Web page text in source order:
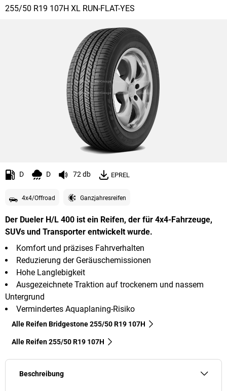
255/50 R19 107H XL RUN-FLAT-YES
D D 72 db EPREL
4x4/Offroad Ganzjahresreifen
Der Dueler H/L 400 ist ein Reifen, der für 4x4-Fahrzeuge,
SUVs und Transporter entwickelt wurde.
Komfort und präzises Fahrverhalten
Reduzierung der Geräuschemissionen
Hohe Langlebigkeit
Ausgezeichnete Traktion auf trockenem und nassem
Untergrund
Vermindertes Aquaplaning-Risiko
Alle Reifen Bridgestone 255/50 R19 107H
Alle Reifen‎ 255/50 R19 107H
Beschreibung